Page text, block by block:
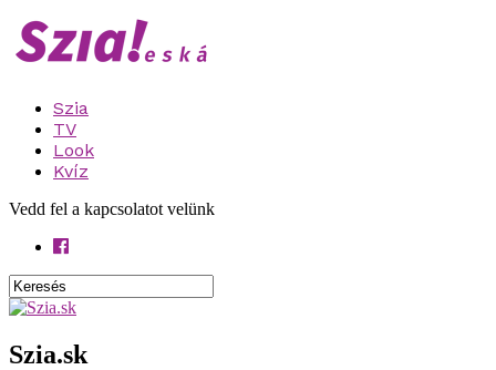
Szia
TV
Look
Kvíz
Vedd fel a kapcsolatot velünk
Szia.sk